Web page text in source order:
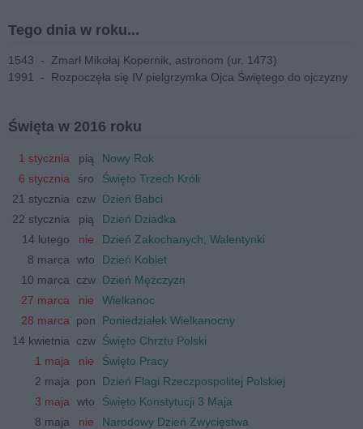
Tego dnia w roku...
1543 - Zmarł Mikołaj Kopernik, astronom (ur. 1473)
1991
- Rozpoczęła się IV pielgrzymka Ojca Świętego do ojczyzny
Święta w 2016 roku
1 stycznia pią
Nowy Rok
6 stycznia
śro
Święto Trzech Króli
21 stycznia czw
Dzień Babci
22 stycznia
pią
Dzień Dziadka
14 lutego
nie
Dzień Zakochanych, Walentynki
8 marca
wto
Dzień Kobiet
10 marca czw
Dzień Mężczyzn
27 marca
nie
Wielkanoc
28 marca pon
Poniedziałek Wielkanocny
14 kwietnia czw Święto Chrztu Polski
1 maja
nie
Święto Pracy
2 maja pon
Dzień Flagi Rzeczpospolitej Polskiej
3 maja
wto
Święto Konstytucji 3 Maja
8 maja
nie
Narodowy Dzień Zwycięstwa